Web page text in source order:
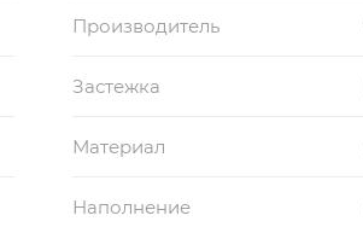
Производитель
Застежка
Материал
Наполнение